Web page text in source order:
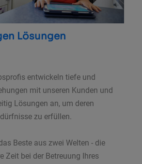
Lösungen
entwickeln tiefe und
mit unseren Kunden und
Lösungen an, um deren
zu erfüllen.
Beste aus zwei Welten - die
Zeit bei der Betreuung Ihres